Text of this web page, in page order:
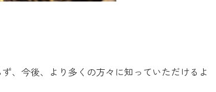
、今後、より多くの方々に知っていただけるよ